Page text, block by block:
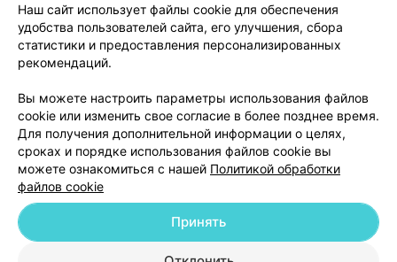
Вакансии
Партнеры
Написать руководителю 103.by
Обработка персональных данных
© 2026 ООО «Артокс Лаб», УНП 191700409
| 220012, Республика Беларусь,
г. Минск, улица Толбухина, 2, пом. 16 | help@103.by
Наш сайт использует файлы cookie для обеспечения
удобства пользователей сайта, его улучшения, сбора
статистики и предоставления персонализированных
рекомендаций.
Вы можете настроить параметры использования файлов
cookie или изменить свое согласие в более позднее время.
Для получения дополнительной информации о целях,
сроках и порядке использования файлов cookie вы
можете ознакомиться с нашей Политикой обработки
файлов cookie
Принять